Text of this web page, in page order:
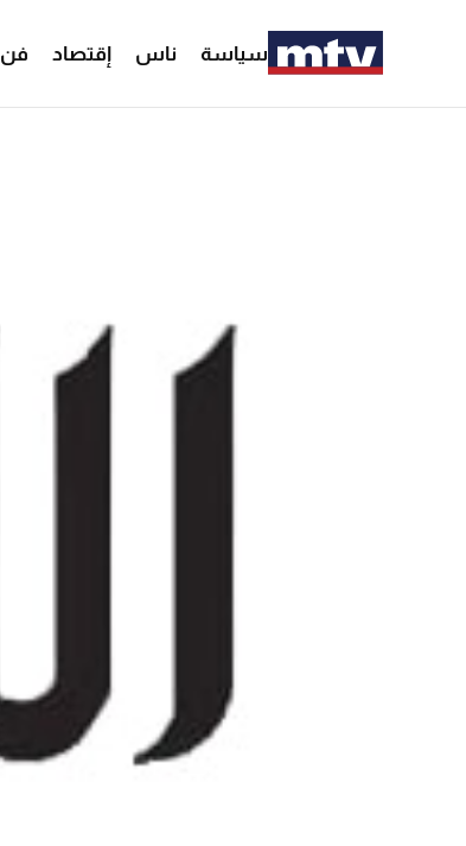
سياسة ناس إقتصاد فن